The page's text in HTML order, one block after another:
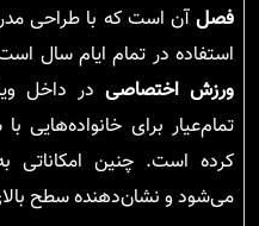
فصل آن است که با طراحی
استفاده در تمام ایام سال
ورزش اختصاصی در داخل
تمام‌عیار برای
کرده است. چنین امکاناتی
می‌شود و نشان‌دهنده سطح